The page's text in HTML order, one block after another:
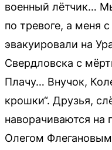
военный лётчик…
по тревоге, а меня
эвакуировали на
Свердловска с
Плачу… Внучок,
крошки“. Друзья,
наворачиваются
Олегом